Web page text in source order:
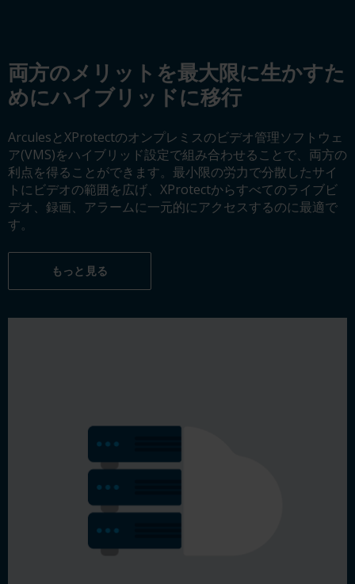
両方のメリットを最大限に生かすた
めにハイブリッドに移行
ArculesとXProtectのオンプレミスのビデオ管理ソフトウェ
ア(VMS)をハイブリッド設定で組み合わせることで、両方の
利点を得ることができます。最小限の労力で分散したサイ
トにビデオの範囲を広げ、XProtectからすべてのライブビ
デオ、録画、アラームに一元的にアクセスするのに最適で
す。
もっと見る